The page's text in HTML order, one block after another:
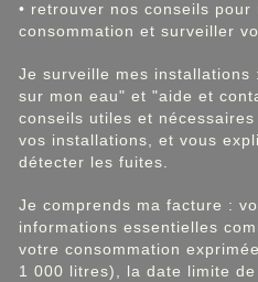
• retrouver nos conseils
consommation et surveiller
Je surveille mes
sur mon eau" et "aide et
conseils utiles et
vos installations, et vous
détecter les fuites.
Je comprends ma facture :
informations essentielles
votre consommation
1 000 litres), la date limite